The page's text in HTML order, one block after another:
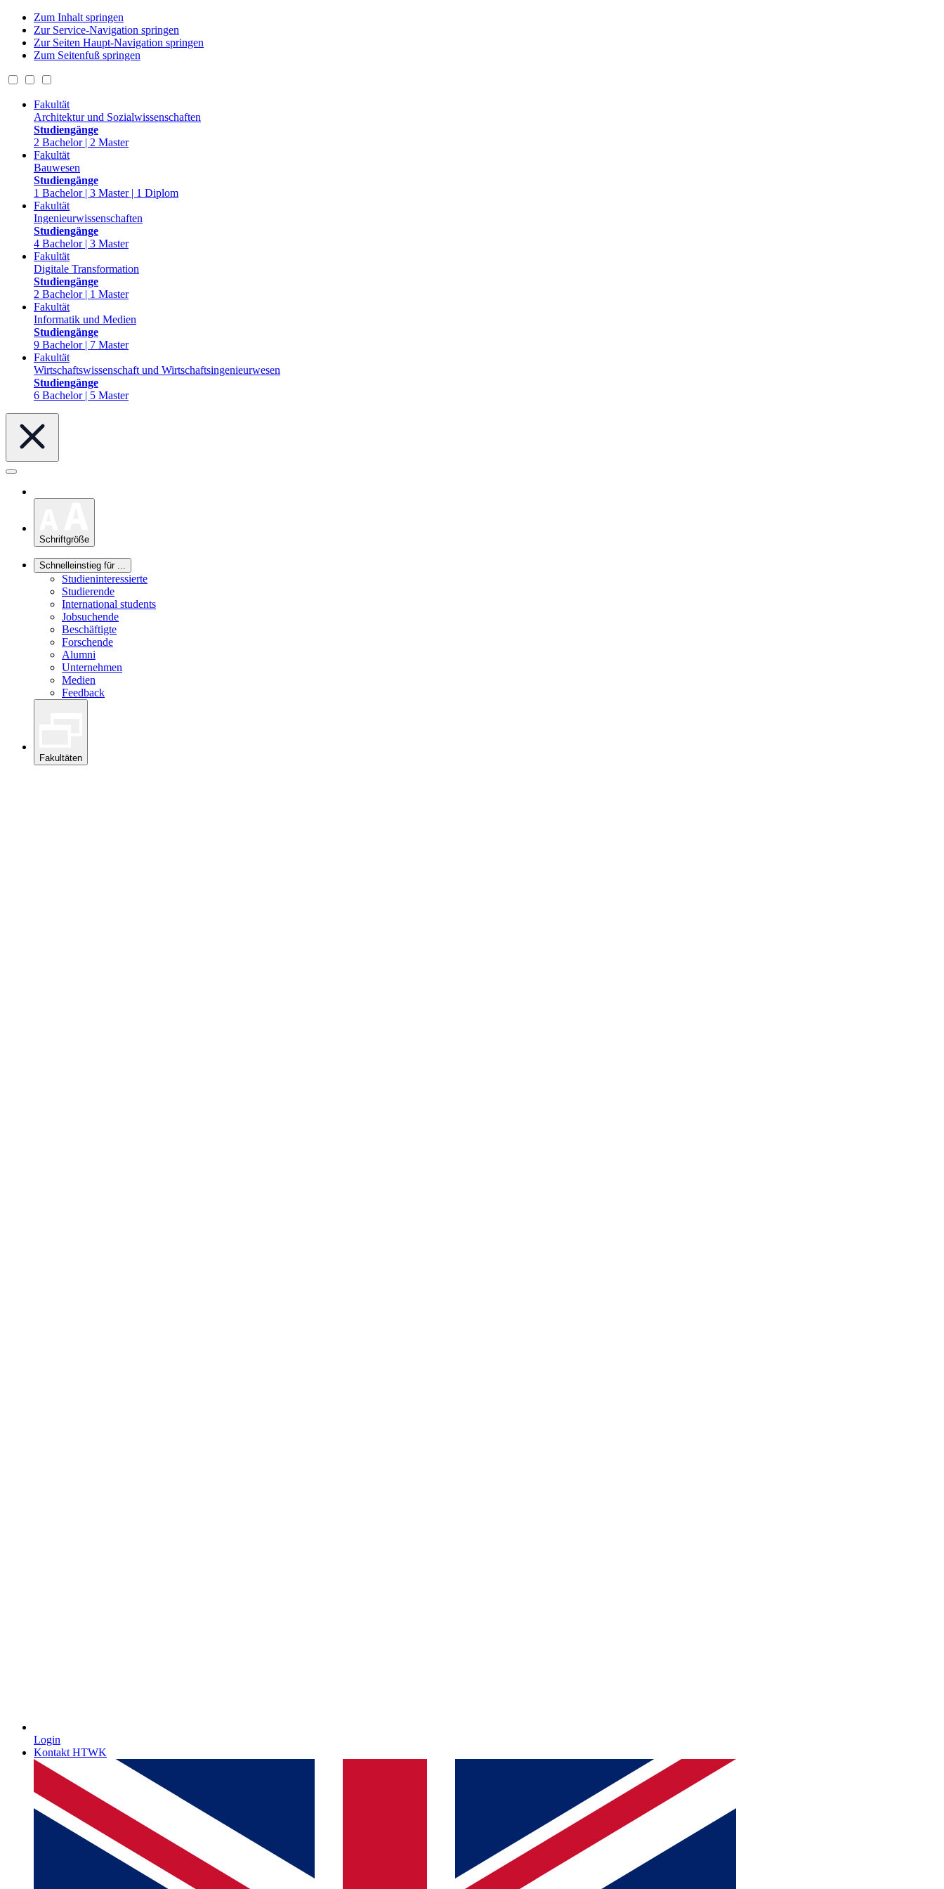
Zum Inhalt springen
Zur Service-Navigation springen
Zur Seiten Haupt-Navigation springen
Zum Seitenfuß springen
Fakultät
Architektur und Sozialwissenschaften
Studiengänge
2 Bachelor | 2 Master
Fakultät
Bauwesen
Studiengänge
1 Bachelor | 3 Master | 1 Diplom
Fakultät
Ingenieurwissenschaften
Studiengänge
4 Bachelor | 3 Master
Fakultät
Digitale Transformation
Studiengänge
2 Bachelor | 1 Master
Fakultät
Informatik und Medien
Studiengänge
9 Bachelor | 7 Master
Fakultät
Wirtschaftswissenschaft und Wirtschaftsingenieurwesen
Studiengänge
6 Bachelor | 5 Master
Schriftgröße
Schnelleinstieg für ...
Studieninteressierte
Studierende
International students
Jobsuchende
Beschäftigte
Forschende
Alumni
Unternehmen
Medien
Feedback
Fakultäten
Login
Kontakt HTWK